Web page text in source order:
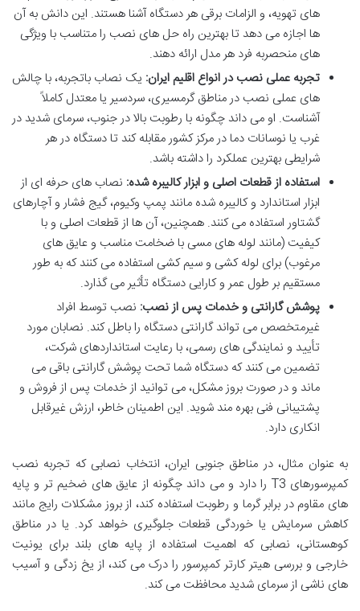
های تهویه، و الزامات برقی هر دستگاه آشنا هستند. این دانش به آن
ها اجازه می دهد تا بهترین راه حل های نصب را متناسب با ویژگی
های منحصربه فرد هر مدل ارائه دهند.
تجربه عملی نصب در انواع اقلیم ایران: یک نصاب باتجربه، با چالش
های عملی نصب در مناطق گرمسیری، سردسیر یا معتدل کاملاً
آشناست. او می داند چگونه با رطوبت بالا در جنوب، سرمای شدید در
غرب یا نوسانات دما در مرکز کشور مقابله کند تا دستگاه در هر
شرایطی بهترین عملکرد را داشته باشد.
استفاده از قطعات اصلی و ابزار کالیبره شده: نصاب های حرفه ای از
ابزار استاندارد و کالیبره شده مانند پمپ وکیوم، گیج فشار و آچارهای
گشتاور استفاده می کنند. همچنین، آن ها از قطعات اصلی و با
کیفیت (مانند لوله های مسی با ضخامت مناسب و عایق های
مرغوب) برای لوله کشی و سیم کشی استفاده می کنند که به طور
مستقیم بر طول عمر و کارایی دستگاه تأثیر می گذارد.
پوشش گارانتی و خدمات پس از نصب: نصب توسط افراد
غیرمتخصص می تواند گارانتی دستگاه را باطل کند. نصابان مورد
تأیید و نمایندگی های رسمی، با رعایت استانداردهای شرکت،
تضمین می کنند که دستگاه شما تحت پوشش گارانتی باقی می
ماند و در صورت بروز مشکل، می توانید از خدمات پس از فروش و
پشتیبانی فنی بهره مند شوید. این اطمینان خاطر، ارزش غیرقابل
انکاری دارد.
به عنوان مثال، در مناطق جنوبی ایران، انتخاب نصابی که تجربه نصب
کمپرسورهای T3 را دارد و می داند چگونه از عایق های ضخیم تر و پایه
های مقاوم در برابر گرما و رطوبت استفاده کند، از بروز مشکلات رایج مانند
کاهش سرمایش یا خوردگی قطعات جلوگیری خواهد کرد. یا در مناطق
کوهستانی، نصابی که اهمیت استفاده از پایه های بلند برای یونیت
خارجی و بررسی هیتر کارتر کمپرسور را درک می کند، از یخ زدگی و آسیب
های ناشی از سرمای شدید محافظت می کند.